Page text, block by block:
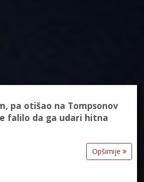
pa otišao na Tompsonov
falilo da ga udari hitna
Opširnije